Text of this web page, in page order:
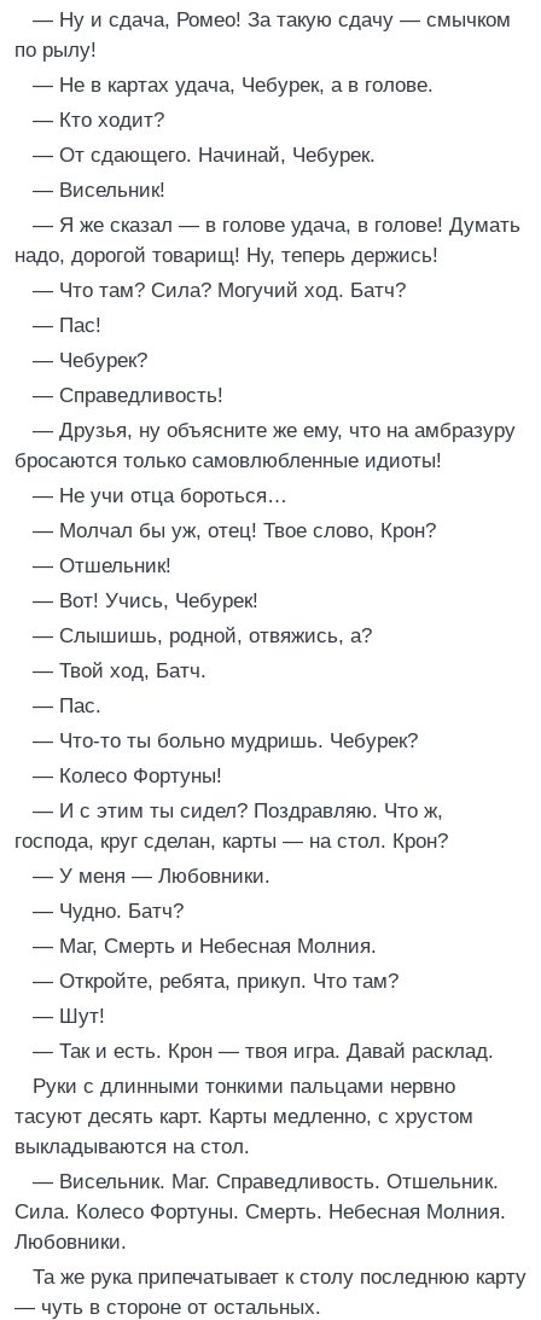
— Ну и сдача, Ромео! За такую сдачу — смычком
по рылу!
— Не в картах удача, Чебурек, а в голове.
— Кто ходит?
— От сдающего. Начинай, Чебурек.
— Висельник!
— Я же сказал — в голове удача, в голове! Думать
надо, дорогой товарищ! Ну, теперь держись!
— Что там? Сила? Могучий ход. Батч?
— Пас!
— Чебурек?
— Справедливость!
— Друзья, ну объясните же ему, что на амбразуру
бросаются только самовлюбленные идиоты!
— Не учи отца бороться…
— Молчал бы уж, отец! Твое слово, Крон?
— Отшельник!
— Вот! Учись, Чебурек!
— Слышишь, родной, отвяжись, а?
— Твой ход, Батч.
— Пас.
— Что-то ты больно мудришь. Чебурек?
— Колесо Фортуны!
— И с этим ты сидел? Поздравляю. Что ж,
господа, круг сделан, карты — на стол. Крон?
— У меня — Любовники.
— Чудно. Батч?
— Маг, Смерть и Небесная Молния.
— Откройте, ребята, прикуп. Что там?
— Шут!
— Так и есть. Крон — твоя игра. Давай расклад.
Руки с длинными тонкими пальцами нервно
тасуют десять карт. Карты медленно, с хрустом
выкладываются на стол.
— Висельник. Маг. Справедливость. Отшельник.
Сила. Колесо Фортуны. Смерть. Небесная Молния.
Любовники.
Та же рука припечатывает к столу последнюю карту
— чуть в стороне от остальных.